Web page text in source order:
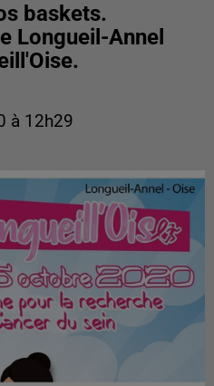
baskets.
Longueil-Annel
à 12h29